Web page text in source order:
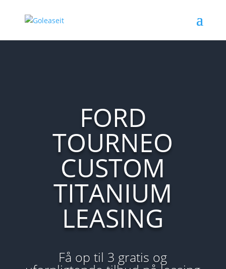
FORD
TOURNEO
CUSTOM
TITANIUM
LEASING
Få op til 3 gratis og